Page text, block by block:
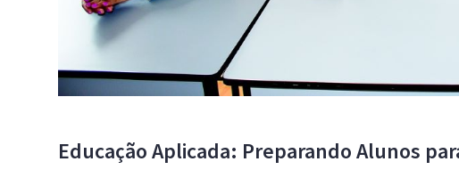
Educação Aplicada: Preparando Alunos